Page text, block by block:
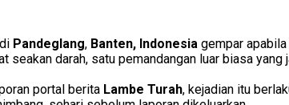
Pandeglang, Banten, Indonesia gempar
seakan darah, satu pemandangan luar biasa
portal berita Lambe Turah, kejadian itu